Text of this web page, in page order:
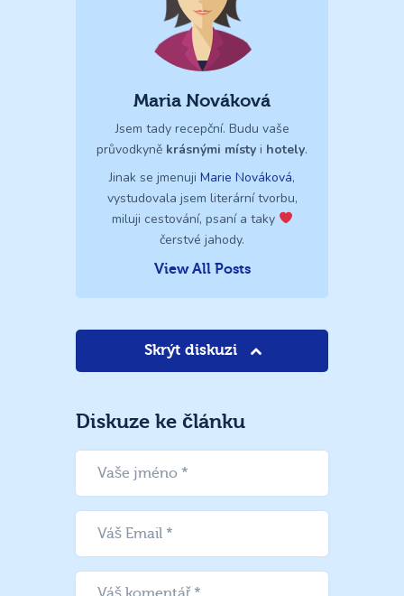
Maria Nováková
Jsem tady recepční. Budu vaše
průvodkyně krásnými místy i hotely.
Jinak se jmenuji Marie Nováková,
vystudovala jsem literární tvorbu,
miluji cestování, psaní a taky
čerstvé jahody.
View All Posts
Skrýt diskuzi
Diskuze ke článku